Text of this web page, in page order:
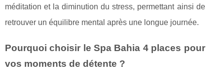
méditation et la diminution du stress, permettant ainsi de
retrouver un équilibre mental après une longue journée.
Pourquoi choisir le Spa Bahia 4 places pour
vos moments de détente ?